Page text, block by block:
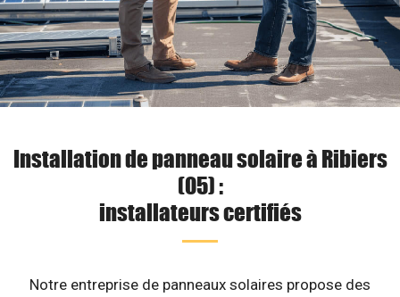
Installation de panneau solaire à Ribiers
(05) :
installateurs certifiés
Notre entreprise de panneaux solaires propose des